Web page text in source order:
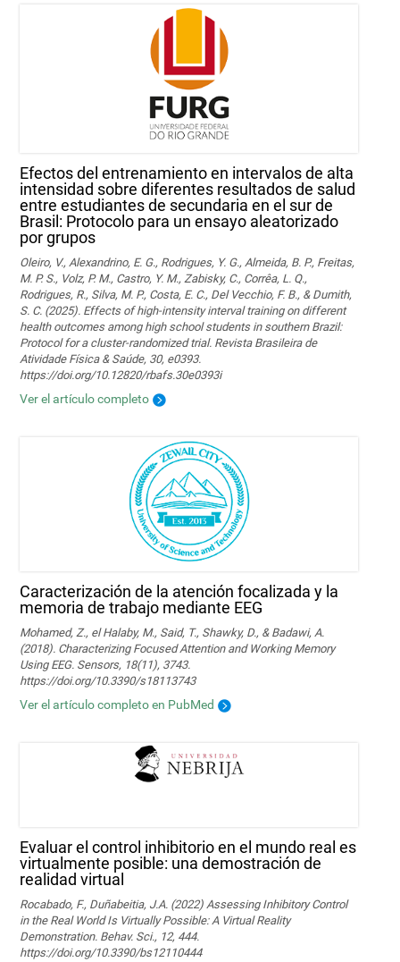
Efectos del entrenamiento en intervalos de alta
intensidad sobre diferentes resultados de salud
entre estudiantes de secundaria en el sur de
Brasil: Protocolo para un ensayo aleatorizado
por grupos
Oleiro, V., Alexandrino, E. G., Rodrigues, Y. G., Almeida, B. P., Freitas,
M. P. S., Volz, P. M., Castro, Y. M., Zabisky, C., Corrêa, L. Q.,
Rodrigues, R., Silva, M. P., Costa, E. C., Del Vecchio, F. B., & Dumith,
S. C. (2025). Effects of high-intensity interval training on different
health outcomes among high school students in southern Brazil:
Protocol for a cluster-randomized trial. Revista Brasileira de
Atividade Física & Saúde, 30, e0393.
https://doi.org/10.12820/rbafs.30e0393i
Ver el artículo completo
Caracterización de la atención focalizada y la
memoria de trabajo mediante EEG
Mohamed, Z., el Halaby, M., Said, T., Shawky, D., & Badawi, A.
(2018). Characterizing Focused Attention and Working Memory
Using EEG. Sensors, 18(11), 3743.
https://doi.org/10.3390/s18113743
Ver el artículo completo en PubMed
Evaluar el control inhibitorio en el mundo real es
virtualmente posible: una demostración de
realidad virtual
Rocabado, F., Duñabeitia, J.A. (2022) Assessing Inhibitory Control
in the Real World Is Virtually Possible: A Virtual Reality
Demonstration. Behav. Sci., 12, 444.
https://doi.org/10.3390/bs12110444